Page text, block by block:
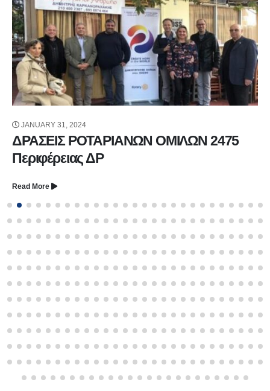
JANUARY 31, 2024
ΔΡΑΣΕΙΣ ΡΟΤΑΡΙΑΝΩΝ ΟΜΙΛΩΝ 2475
Περιφέρειας ΔΡ
Read More